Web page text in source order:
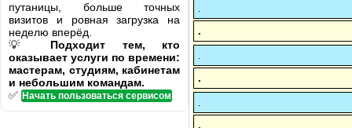
путаницы, больше точных
визитов и ровная загрузка на
неделю вперёд.
💡 Подходит тем, кто
оказывает услуги по времени:
мастерам, студиям, кабинетам
и небольшим командам.
✅ Начать пользоваться сервисом
.
.
.